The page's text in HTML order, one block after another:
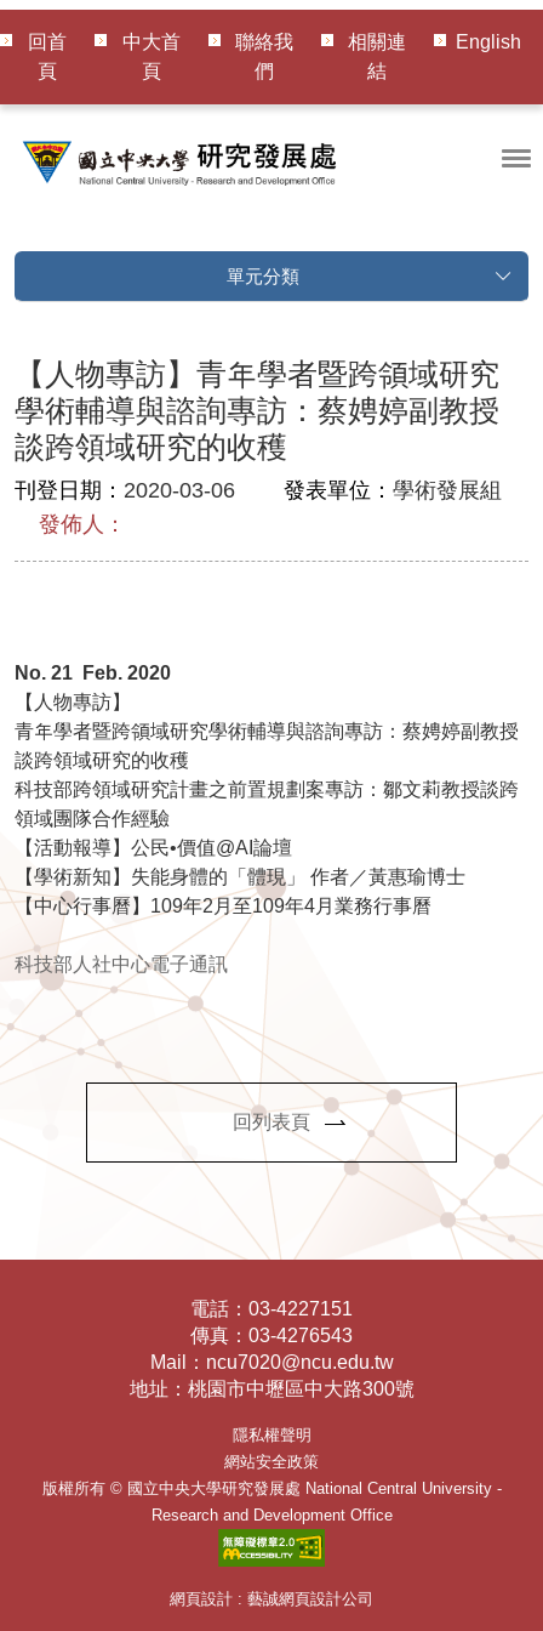
回首
頁
中大首
頁
聯絡我
們
相關連
結
English
單元分類
【人物專訪】青年學者暨跨領域研究
學術輔導與諮詢專訪：蔡娉婷副教授
談跨領域研究的收穫
刊登日期： 2020-03-06 發表單位： 學術發展組
發佈人：
No. 21
Feb. 2020
【人物專訪】
青年學者暨跨領域研究學術輔導與諮詢專訪：蔡娉婷副教授
談跨領域研究的收穫
科技部跨領域研究計畫之前置規劃案專訪：鄒文莉教授談跨
領域團隊合作經驗
【活動報導】 公民•價值@AI論壇
【學術新知】 失能身體的「體現」 作者／黃惠瑜博士
【中心行事曆】 109年2月至109年4月業務行事曆
科技部人社中心電子通訊
回列表頁
電話： 03-4227151
傳真： 03-4276543
Mail： ncu7020@ncu.edu.tw
地址： 桃園市中壢區中大路300號
隱私權聲明
網站安全政策
版權所有 © 國立中央大學研究發展處 National Central University -
Research and Development Office
網頁設計 : 藝誠網頁設計公司